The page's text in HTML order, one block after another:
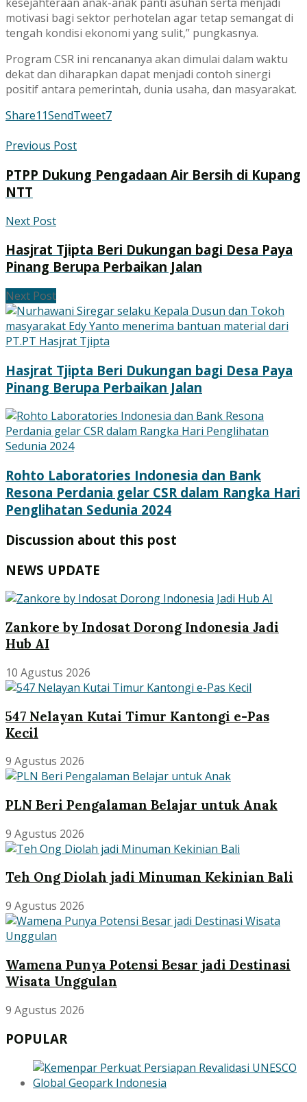
motivasi bagi sektor perhotelan agar tetap semangat di
tengah kondisi ekonomi yang sulit,” pungkasnya.
Program CSR ini rencananya akan dimulai dalam waktu
dekat dan diharapkan dapat menjadi contoh sinergi
positif antara pemerintah, dunia usaha, dan masyarakat.
Share11SendTweet7
Previous Post
PTPP Dukung Pengadaan Air Bersih di Kupang
NTT
Next Post
Hasjrat Tjipta Beri Dukungan bagi Desa Paya
Pinang Berupa Perbaikan Jalan
Next Post
Hasjrat Tjipta Beri Dukungan bagi Desa Paya
Pinang Berupa Perbaikan Jalan
Rohto Laboratories Indonesia dan Bank
Resona Perdania gelar CSR dalam Rangka Hari
Penglihatan Sedunia 2024
Discussion about this post
NEWS UPDATE
Zankore by Indosat Dorong Indonesia Jadi
Hub AI
10 Agustus 2026
547 Nelayan Kutai Timur Kantongi e-Pas
Kecil
9 Agustus 2026
PLN Beri Pengalaman Belajar untuk Anak
9 Agustus 2026
Teh Ong Diolah jadi Minuman Kekinian Bali
9 Agustus 2026
Wamena Punya Potensi Besar jadi Destinasi
Wisata Unggulan
9 Agustus 2026
POPULAR